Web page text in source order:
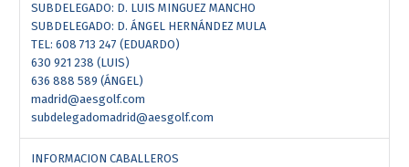
SUBDELEGADO: D. LUIS MINGUEZ MANCHO
SUBDELEGADO: D. ÁNGEL HERNÁNDEZ MULA
TEL: 608 713 247 (EDUARDO)
630 921 238 (LUIS)
636 888 589 (ÁNGEL)
madrid@aesgolf.com
subdelegadomadrid@aesgolf.com
INFORMACION CABALLEROS